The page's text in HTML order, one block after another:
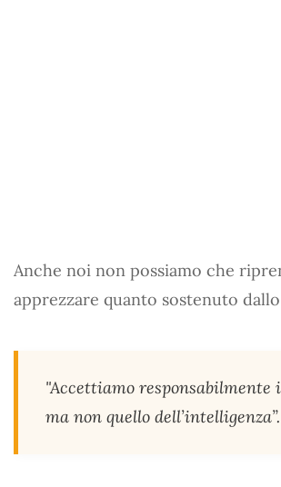
Anche noi non possiamo che
apprezzare quanto sostenuto
"Accettiamo responsabilmente
ma non quello dell’intelligenza”.